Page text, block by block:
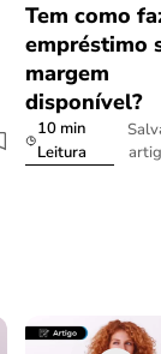
Tem como
empréstimo
margem
disponível?
10 min
Leitura